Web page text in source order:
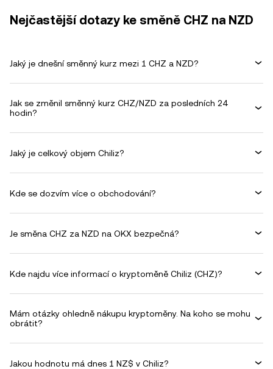
Nejčastější dotazy ke směně CHZ na NZD
Jaký je dnešní směnný kurz mezi 1 CHZ a NZD?
Jak se změnil směnný kurz CHZ/NZD za posledních 24
hodin?
Jaký je celkový objem Chiliz?
Kde se dozvím více o obchodování?
Je směna CHZ za NZD na OKX bezpečná?
Kde najdu více informací o kryptoměně Chiliz (CHZ)?
Mám otázky ohledně nákupu kryptoměny. Na koho se mohu
obrátit?
Jakou hodnotu má dnes 1 NZ$ v Chiliz?